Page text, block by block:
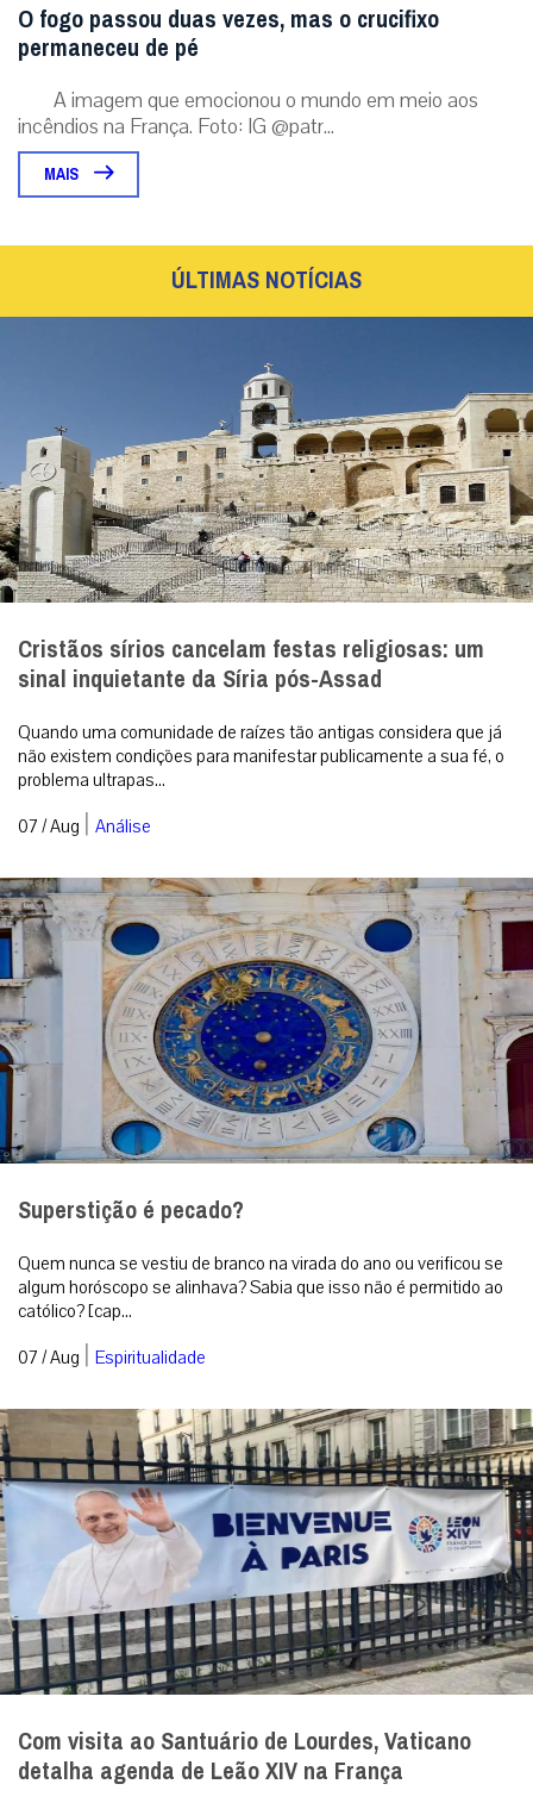
O fogo passou duas vezes, mas o crucifixo
permaneceu de pé
A imagem que emocionou o mundo em meio aos
incêndios na França. Foto: IG @patr...
MAIS
ÚLTIMAS NOTÍCIAS
Cristãos sírios cancelam festas religiosas: um
sinal inquietante da Síria pós-Assad
Quando uma comunidade de raízes tão antigas considera que já
não existem condições para manifestar publicamente a sua fé, o
problema ultrapas...
07 / Aug | Análise
Superstição é pecado?
Quem nunca se vestiu de branco na virada do ano ou verificou se
algum horóscopo se alinhava? Sabia que isso não é permitido ao
católico? [cap...
07 / Aug | Espiritualidade
Com visita ao Santuário de Lourdes, Vaticano
detalha agenda de Leão XIV na França